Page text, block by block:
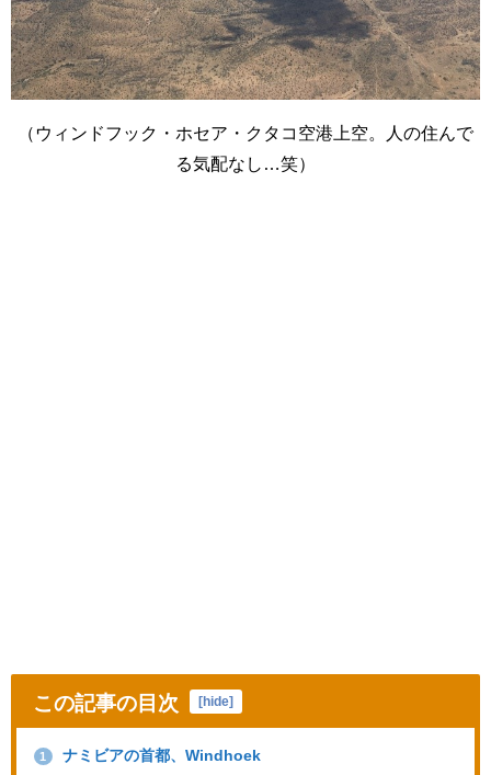
（ウィンドフック・ホセア・クタコ空港上空。人の住んで
る気配なし…笑）
この記事の目次 [hide]
1 ナミビアの首都、Windhoek